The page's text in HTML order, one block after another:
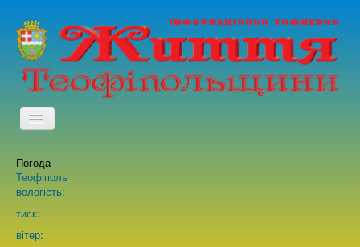
TPL_PROTOSTAR_TOGGLE_MENU
Погода
Теофіполь
вологість:
тиск:
вітер: